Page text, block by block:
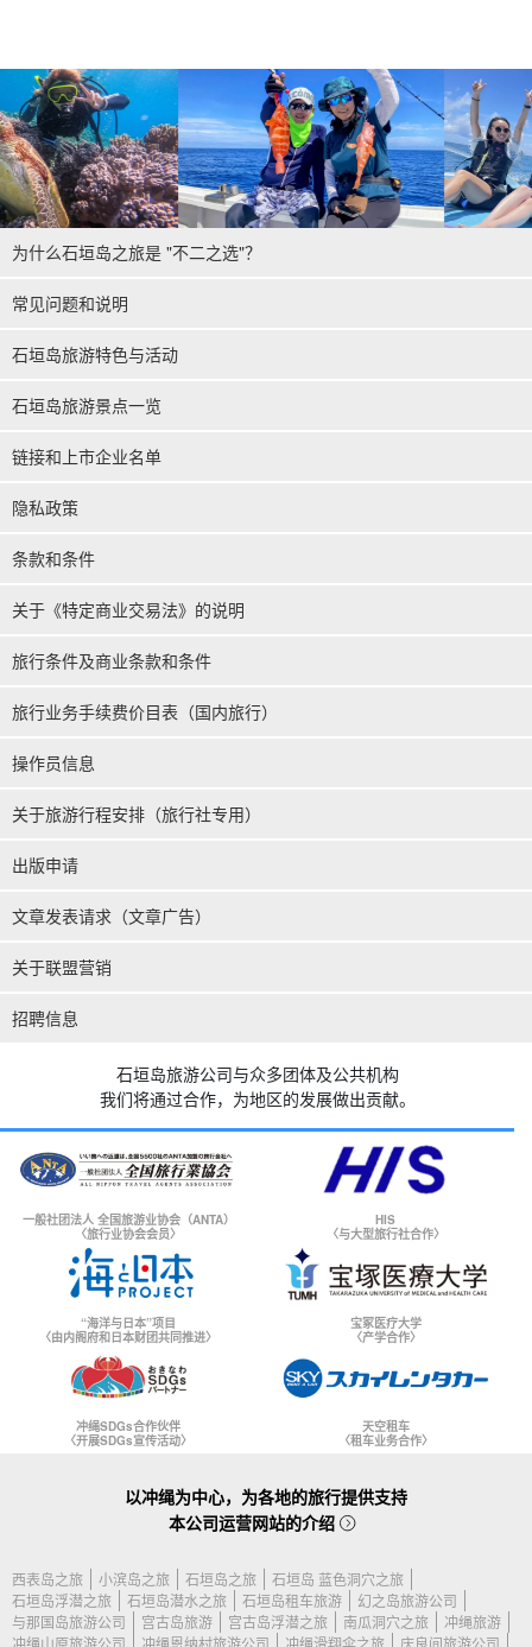
为什么石垣岛之旅是 "不二之选"？
常见问题和说明
石垣岛旅游特色与活动
石垣岛旅游景点一览
链接和上市企业名单
隐私政策
条款和条件
关于《特定商业交易法》的说明
旅行条件及商业条款和条件
旅行业务手续费价目表（国内旅行）
操作员信息
关于旅游行程安排（旅行社专用）
出版申请
文章发表请求（文章广告）
关于联盟营销
招聘信息
石垣岛旅游公司与众多团体及公共机构
我们将通过合作，为地区的发展做出贡献。
一般社团法人 全国旅游业协会（ANTA）
〈旅行业协会会员〉
HIS
〈与大型旅行社合作〉
“海洋与日本”项目
〈由内阁府和日本财团共同推进〉
宝冢医疗大学
〈产学合作〉
冲绳SDGs合作伙伴
〈开展SDGs宣传活动〉
天空租车
〈租车业务合作〉
以冲绳为中心，为各地的旅行提供支持
本公司运营网站的介绍
西表岛之旅 小滨岛之旅 石垣岛之旅
石垣岛 蓝色洞穴之旅
石垣岛浮潜之旅
石垣岛潜水之旅 石垣岛租车旅游
幻之岛旅游公司
与那国岛旅游公司
宫古岛旅游 宫古岛浮潜之旅 南瓜洞穴之旅
冲绳旅游
冲绳山原旅游公司
冲绳恩纳村旅游公司 冲绳滑翔伞之旅 庆良间旅游公司